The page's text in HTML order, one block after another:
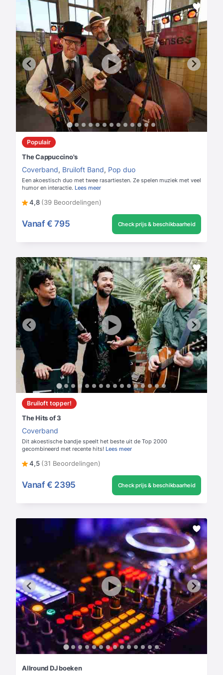
Populair
The Cappuccino's
Coverband, Bruiloft Band, Pop duo
Een akoestisch duo met twee rasartiesten. Ze spelen muziek met veel
humor en interactie. Lees meer
4,8 (39 Beoordelingen)
Vanaf € 795 Check prijs & beschikbaarheid
Bruiloft topper!
The Hits of 3
Coverband
Dit akoestische bandje speelt het beste uit de Top 2000
gecombineerd met recente hits! Lees meer
4,5 (31 Beoordelingen)
Vanaf € 2395 Check prijs & beschikbaarheid
Allround DJ boeken